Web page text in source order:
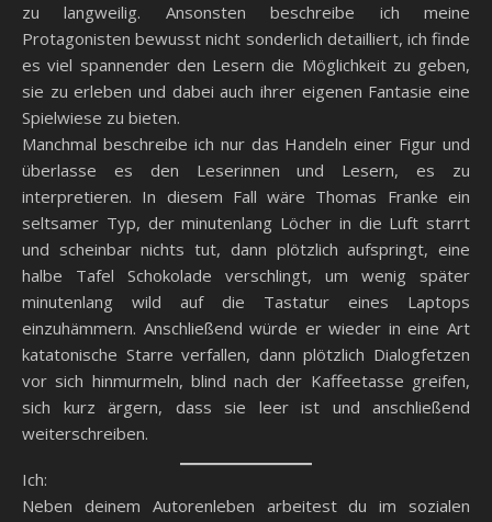
zu langweilig. Ansonsten beschreibe ich meine
Protagonisten bewusst nicht sonderlich detailliert, ich finde
es viel spannender den Lesern die Möglichkeit zu geben,
sie zu erleben und dabei auch ihrer eigenen Fantasie eine
Spielwiese zu bieten.
Manchmal beschreibe ich nur das Handeln einer Figur und
überlasse es den Leserinnen und Lesern, es zu
interpretieren. In diesem Fall wäre Thomas Franke ein
seltsamer Typ, der minutenlang Löcher in die Luft starrt
und scheinbar nichts tut, dann plötzlich aufspringt, eine
halbe Tafel Schokolade verschlingt, um wenig später
minutenlang wild auf die Tastatur eines Laptops
einzuhämmern. Anschließend würde er wieder in eine Art
katatonische Starre verfallen, dann plötzlich Dialogfetzen
vor sich hinmurmeln, blind nach der Kaffeetasse greifen,
sich kurz ärgern, dass sie leer ist und anschließend
weiterschreiben.
Ich:
Neben deinem Autorenleben arbeitest du im sozialen